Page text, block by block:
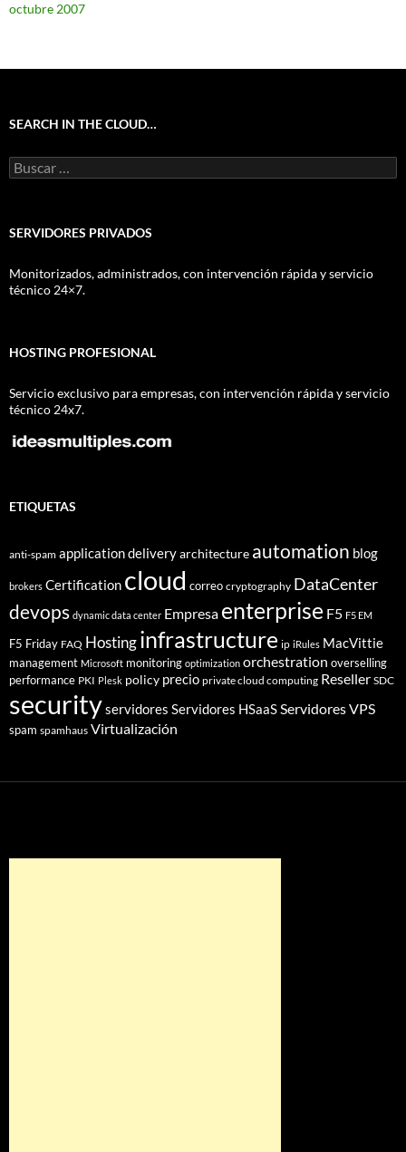
octubre 2007
SEARCH IN THE CLOUD…
Buscar:
SERVIDORES PRIVADOS
Monitorizados, administrados, con intervención rápida y servicio
técnico 24×7.
HOSTING PROFESIONAL
Servicio exclusivo para empresas, con intervención rápida y servicio
técnico 24x7.
ETIQUETAS
anti-spam application deliveryarchitecture automation blog
brokers Certification cloud correo cryptography DataCenter
devops dynamic data center Empresa enterprise F5 F5 EM
F5 Friday FAQ Hostinginfrastructure ip iRules MacVittie
management Microsoft monitoring optimization orchestration overselling
performance PKI Plesk policy precio private cloud computing Reseller SDC
securityservidores Servidores HSaaSServidores VPS
spam spamhaus Virtualización